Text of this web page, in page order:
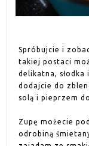
Spróbujcie i
takiej postaci
delikatna, słodka
dodajcie do
solą i pieprzem
Zupę możecie
odrobiną